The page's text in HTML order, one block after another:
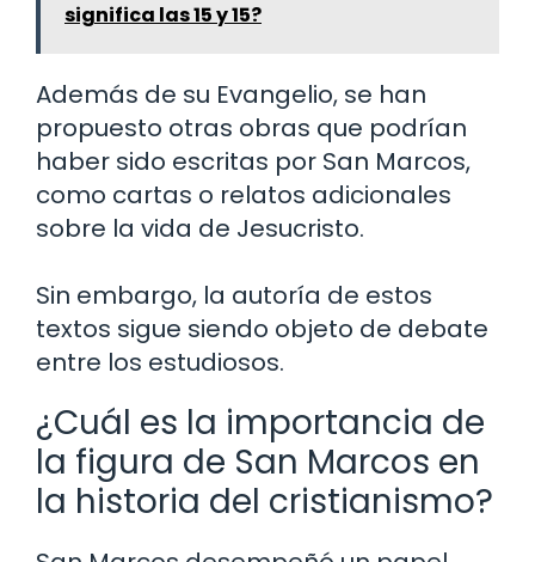
significa las 15 y 15?
Además de su Evangelio, se han
propuesto otras obras que podrían
haber sido escritas por San Marcos,
como cartas o relatos adicionales
sobre la vida de Jesucristo.
Sin embargo, la autoría de estos
textos sigue siendo objeto de debate
entre los estudiosos.
¿Cuál es la importancia de
la figura de San Marcos en
la historia del cristianismo?